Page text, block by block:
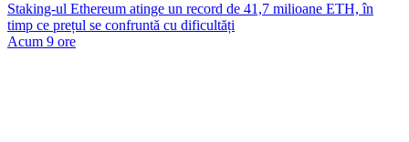
Staking-ul Ethereum atinge un record de 41,7 milioane ETH, în
timp ce prețul se confruntă cu dificultăți
Acum 9 ore